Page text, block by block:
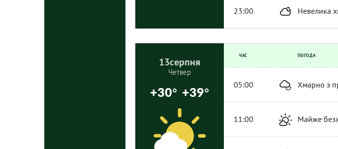
23:00 Невелика
13серпня
Четвер
+30° +39°
ЧАС ПОГОДА
05:00 Хмарно з
11:00 Майже